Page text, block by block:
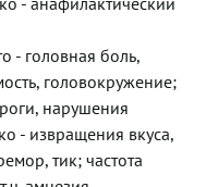
- головная боль,
головокружение;
нарушения
- извращения вкуса,
тик; частота